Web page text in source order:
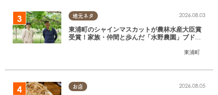
地元ネタ
東浦町
2026.08.03
東浦町のシャインマスカットが農林水産大臣賞
受賞！家族・仲間と歩んだ「水野農園」ブドウ
お店 2026.08.05